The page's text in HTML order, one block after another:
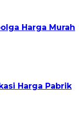
Harga Murah
Harga Pabrik